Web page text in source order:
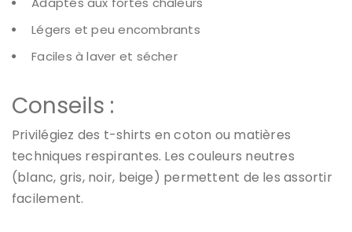
Légers et peu encombrants
Faciles à laver et sécher
Conseils :
Privilégiez des t-shirts en coton ou matières
techniques respirantes. Les couleurs neutres
(blanc, gris, noir, beige) permettent de les assortir
facilement.